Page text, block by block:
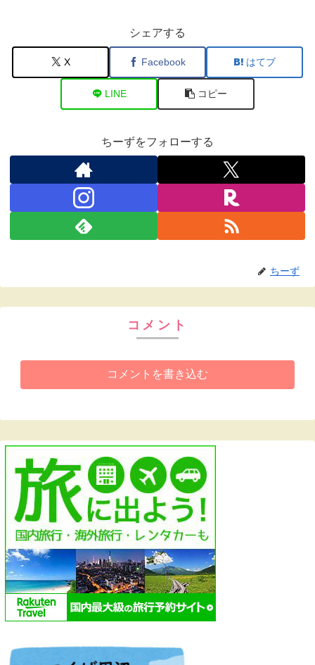
シェアする
X Facebook はてブ
LINE コピー
ちーずをフォローする
ちーず
コメント
コメントを書き込む